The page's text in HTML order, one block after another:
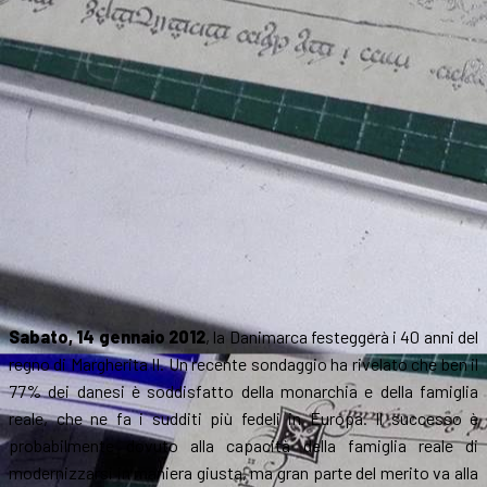
Tolkien
Sabato, 14 gennaio 2012, la Danimarca festeggerà i 40 anni del
regno di Margherita II. Un recente sondaggio ha rivelato che ben il
77% dei danesi è soddisfatto della monarchia e della famiglia
reale, che ne fa i sudditi più fedeli in Europa. Il successo è
probabilmente dovuto alla capacità della famiglia reale di
modernizzarsi in maniera giusta, ma gran parte del merito va alla